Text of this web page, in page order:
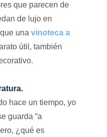
que parecen de
de lujo en
una vinoteca a
útil, también
hace un tiempo, yo
guarda “a
¿qué es